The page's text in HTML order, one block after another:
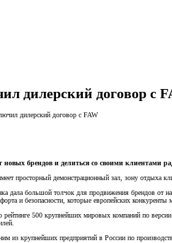
дилерский договор с
дилерский договор с FAW
брендов и делиться со своими клиентами
просторный демонстрационный зал, зону отдыха
дала большой толчок для продвижения брендов от
и безопасности, которые европейских
рейтинге 500 крупнейших мировых компаний по
из крупнейших предприятий в России по